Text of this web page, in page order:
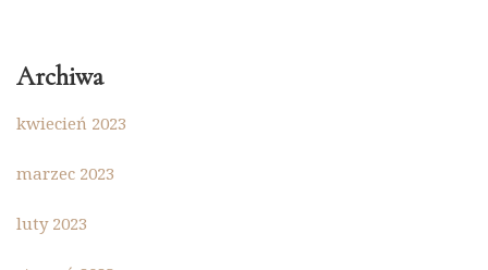
Archiwa
kwiecień 2023
marzec 2023
luty 2023